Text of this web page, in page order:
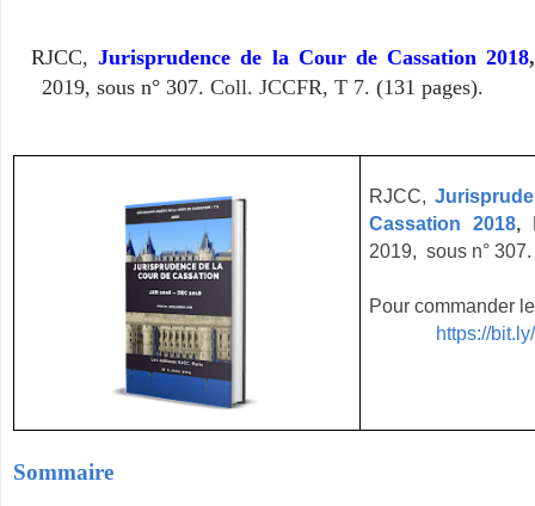
RJCC,Jurisprudence de la Cour de Cassation 2018,
2019, sous n° 307. Coll. JCCFR, T 7. (131 pages).
RJCC,
Cassation 2018,
2019, sous n°
Pour commander
https://
Sommaire